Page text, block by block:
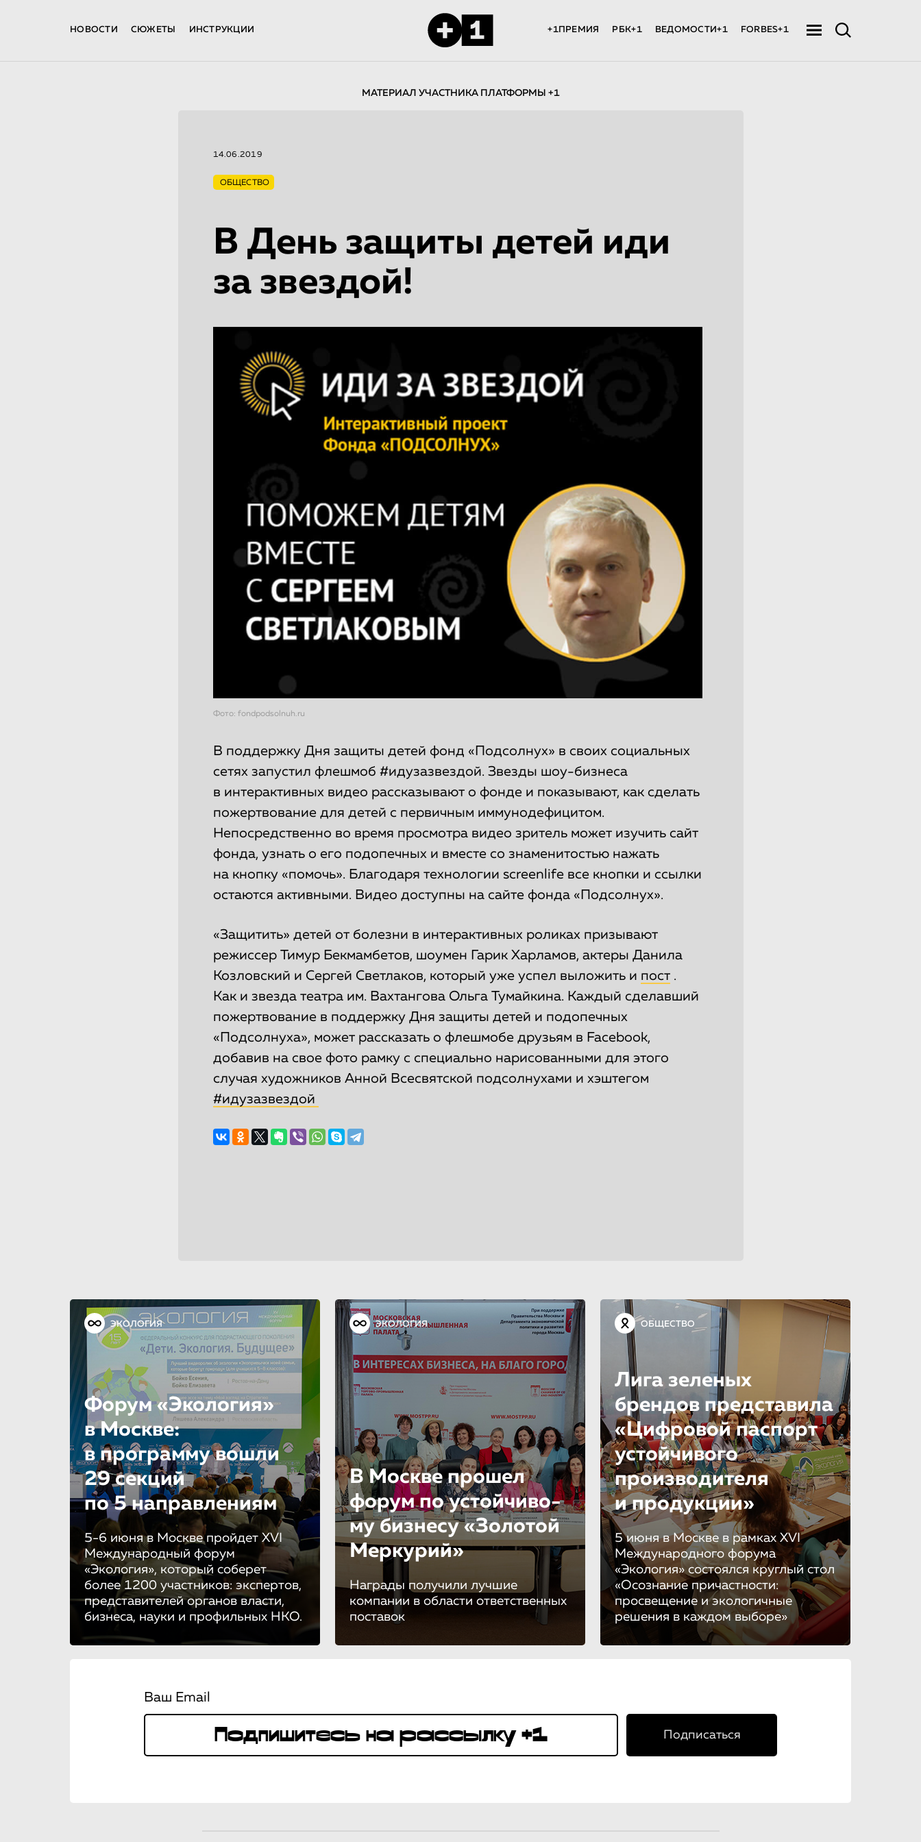
НОВОСТИ СЮЖЕТЫ ИНСТРУКЦИИ +1ПРЕМИЯ РБК+1 ВЕДОМОСТИ+1 FORBES+1
МАТЕРИАЛ УЧАСТНИКА ПЛАТФОРМЫ +1
14.06.2019
ОБЩЕСТВО
В День защиты детей иди
за звездой!
Фото: fondpodsolnuh.ru
В поддержку Дня защиты детей фонд «Подсолнух» в своих социальных
сетях запустил флешмоб #идузазвездой. Звезды шоу-бизнеса
в интерактивных видео рассказывают о фонде и показывают, как сделать
пожертвование для детей с первичным иммунодефицитом.
Непосредственно во время просмотра видео зритель может изучить сайт
фонда, узнать о его подопечных и вместе со знаменитостью нажать
на кнопку «помочь». Благодаря технологии screenlife все кнопки и ссылки
остаются активными. Видео доступны на сайте фонда «Подсолнух».
«Защитить» детей от болезни в интерактивных роликах призывают
режиссер Тимур Бекмамбетов, шоумен Гарик Харламов, актеры Данила
Козловский и Сергей Светлаков, который уже успел выложить и пост.
Как и звезда театра им. Вахтангова Ольга Тумайкина. Каждый сделавший
пожертвование в поддержку Дня защиты детей и подопечных
«Подсолнуха», может рассказать о флешмобе друзьям в Facebook,
добавив на свое фото рамку с специально нарисованными для этого
случая художников Анной Всесвятской подсолнухами и хэштегом
#идузазвездой
ЭКОЛОГИЯ
Форум «Экология»
в Москве:
в программу вошли
29 секций
по 5 направле­ни­ям
5-6 июня в Москве пройдет XVI
Международный форум
«Экология», который соберет
более 1200 участников: экспертов,
представителей органов власти,
бизнеса, науки и профильных НКО.
ЭКОЛОГИЯ
В Москве прошел
форум по устойчиво­
му бизнесу «Золотой
Меркурий»
Награды получили лучшие
компании в области ответственных
поставок
ОБЩЕСТВО
Лига зеленых
брендов представила
«Цифровой паспорт
устойчивого
производителя
и продукции»
5 июня в Москве в рамках XVI
Международного форума
«Экология» состоялся круглый стол
«Осознание причастности:
просвещение и экологичные
решения в каждом выборе»
Ваш Email
Подписаться